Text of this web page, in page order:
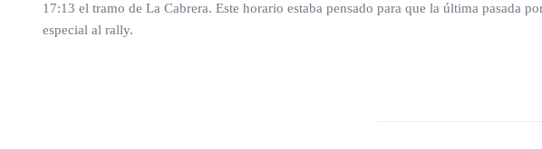
17:13 el tramo de La Cabrera. Este horario estaba pensado para que la última pasada
especial al rally.